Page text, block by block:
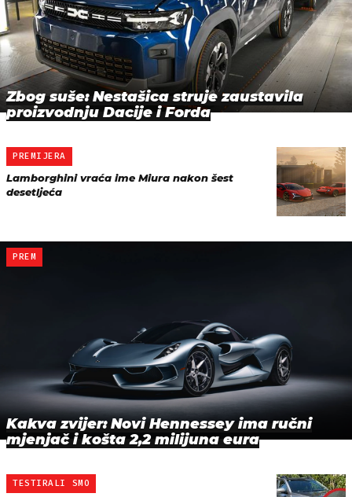
Zbog suše: Nestašica struje zaustavila
proizvodnju Dacije i Forda
PREMIJERA
Lamborghini vraća ime Miura nakon šest
desetljeća
PREM
Kakva zvijer: Novi Hennessey ima ručni
mjenjač i košta 2,2 milijuna eura
TESTIRALI SMO